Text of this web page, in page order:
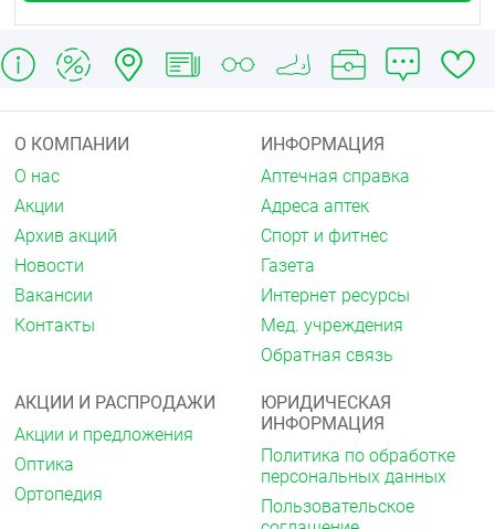
О КОМПАНИИ
О нас
Акции
Архив акций
Новости
Вакансии
Контакты
ИНФОРМАЦИЯ
Аптечная справка
Адреса аптек
Спорт и фитнес
Газета
Интернет ресурсы
Мед. учреждения
Обратная связь
АКЦИИ И РАСПРОДАЖИ
Акции и предложения
Оптика
Ортопедия
ЮРИДИЧЕСКАЯ
ИНФОРМАЦИЯ
Политика по обработке
персональных данных
Пользовательское